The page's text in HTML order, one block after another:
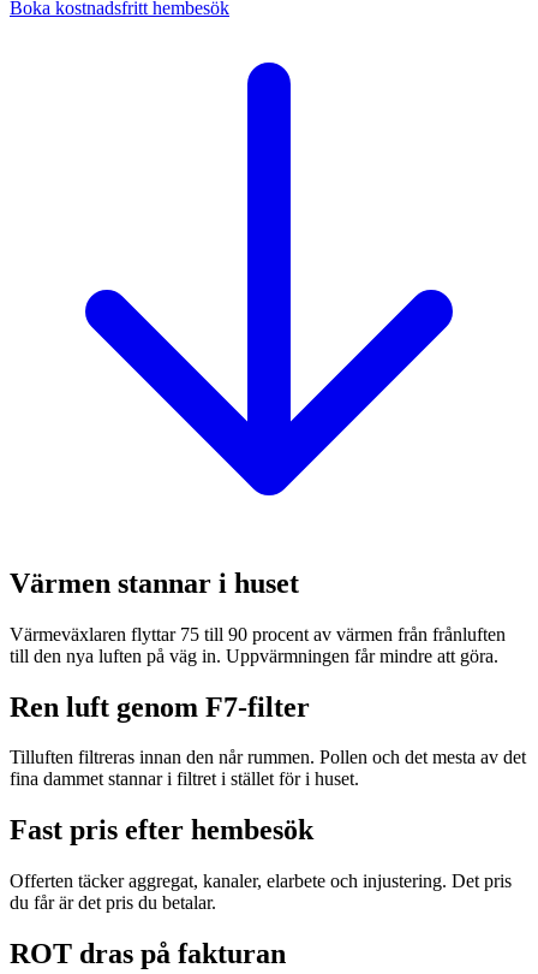
Boka kostnadsfritt hembesök
Värmen stannar i huset
Värmeväxlaren flyttar 75 till 90 procent av värmen från frånluften
till den nya luften på väg in. Uppvärmningen får mindre att göra.
Ren luft genom F7-filter
Tilluften filtreras innan den når rummen. Pollen och det mesta av det
fina dammet stannar i filtret i stället för i huset.
Fast pris efter hembesök
Offerten täcker aggregat, kanaler, elarbete och injustering. Det pris
du får är det pris du betalar.
ROT dras på fakturan